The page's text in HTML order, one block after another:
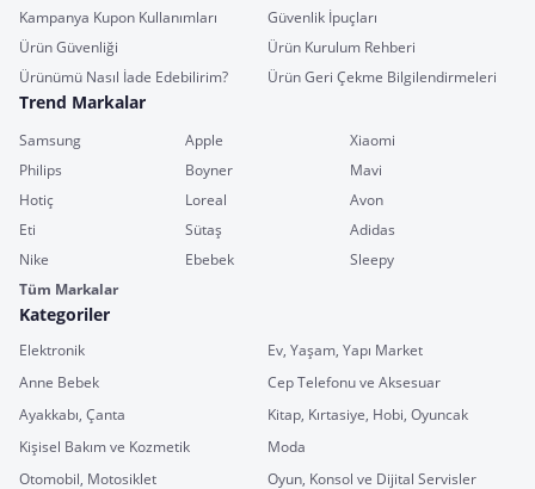
Kampanya Kupon Kullanımları
Güvenlik İpuçları
Ürün Güvenliği
Ürün Kurulum Rehberi
Ürünümü Nasıl İade Edebilirim?
Ürün Geri Çekme Bilgilendirmeleri
Trend Markalar
Samsung Apple
Xiaomi
Philips
Boyner
Mavi
Hotiç
Loreal
Avon
Eti
Sütaş
Adidas
Nike
Ebebek
Sleepy
Tüm Markalar
Kategoriler
Elektronik
Ev, Yaşam, Yapı Market
Anne Bebek
Cep Telefonu ve Aksesuar
Ayakkabı, Çanta
Kitap, Kırtasiye, Hobi, Oyuncak
Kişisel Bakım ve Kozmetik
Moda
Otomobil, Motosiklet
Oyun, Konsol ve Dijital Servisler